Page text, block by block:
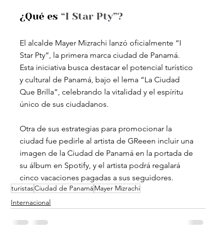
¿Qué es “I Star Pty”?
El alcalde Mayer Mizrachi lanzó oficialmente “I
Star Pty”, la primera marca ciudad de Panamá.
Esta iniciativa busca destacar el potencial turístico
y cultural de Panamá, bajo el lema “La Ciudad
Que Brilla”, celebrando la vitalidad y el espíritu
único de sus ciudadanos.
Otra de sus estrategias para promocionar la
ciudad fue pedirle al artista de GReeen incluir una
imagen de la Ciudad de Panamá en la portada de
su álbum en Spotify, y el artista podrá regalará
cinco vacaciones pagadas a sus seguidores.
turistasCiudad de PanamáMayer Mizrachi
Internacional